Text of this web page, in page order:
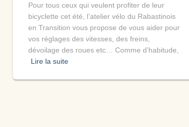
Pour tous ceux qui veulent profiter de leur
bicyclette cet été, l’atelier vélo du Rabastinois
en Transition vous propose de vous aider pour
vos réglages des vitesses, des freins,
dévoilage des roues etc… Comme d’habitude,
Lire la suite